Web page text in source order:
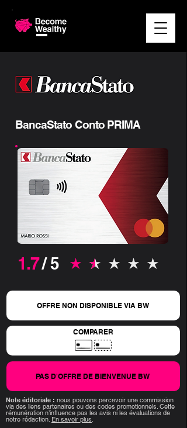
BancaStato Conto PRIMA
1.7/ 5 la note moyenne est 1.7 sur 5
OFFRE NON DISPONIBLE VIA BW
COMPARER
PAS D'OFFRE DE BIENVENUE BW
Note éditoriale : nous pouvons percevoir une commission
via des liens partenaires ou des codes promotionnels. Cette
rémunération n’influence pas les avis ni les évaluations de
notre rédaction. En savoir plus.